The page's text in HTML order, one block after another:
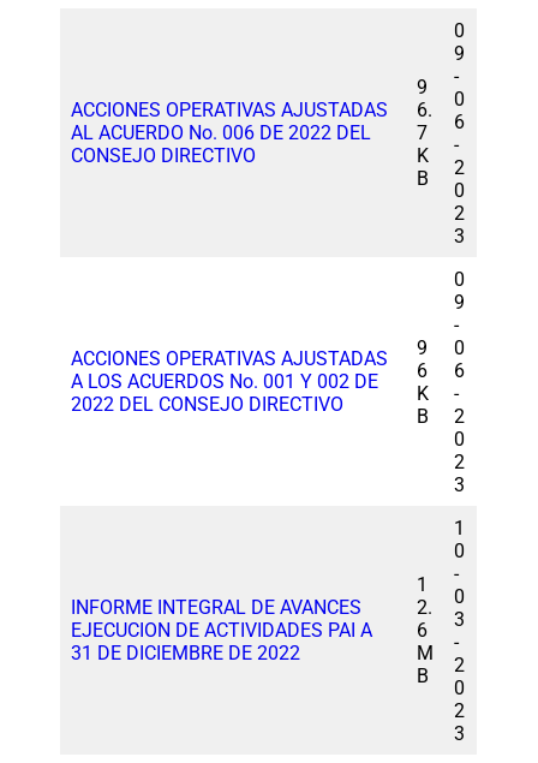
ACCIONES OPERATIVAS AJUSTADAS
AL ACUERDO No. 006 DE 2022 DEL
CONSEJO DIRECTIVO
9
6.
7
K
B
0
9
-
0
6
-
2
0
2
3
ACCIONES OPERATIVAS AJUSTADAS
A LOS ACUERDOS No. 001 Y 002 DE
2022 DEL CONSEJO DIRECTIVO
9
6
K
B
0
9
-
0
6
-
2
0
2
3
INFORME INTEGRAL DE AVANCES
EJECUCION DE ACTIVIDADES PAI A
31 DE DICIEMBRE DE 2022
1
2.
6
M
B
1
0
-
0
3
-
2
0
2
3